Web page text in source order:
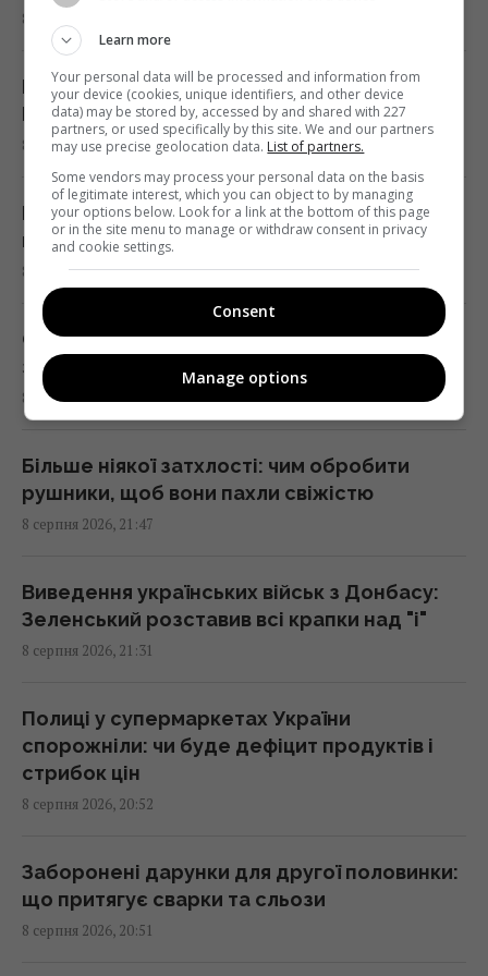
8 фраз, що видають соціопата
22:19 субота, 08 серпня 2026
ЗСУ знищили комплекс РЕБ, призначений
для придушення Starlink, - OSINT
22:16 субота, 08 серпня 2026
Відомий американський актор звернувся
до Путіна на тлі ударів по Україні
21:43 субота, 08 серпня 2026
У СРСР створили систему "судного дня",
яка досі може знищити людство
"Це дуже боляче": син Байдена розповів
про стан здоров’я свого батька
Путін стягнув у Москву ППО з усієї Росії, але
збитки все одно шалені, - Зеленський
Коли Україна почне виробництво ракет до
Patriot: Зеленський сказав, від чого
залежать строки
Прихована мобілізація й маніпуляції:
Зеленський розкрив подальші плани Путіна
8 серпня 2026, 23:55
Розлучилися 10 років тому: як живуть
Бандерас і Мелані Гріффіт
8 серпня 2026, 22:58
Постраждали діти, наймолодшій лише три
місяці: РФ цинічно атакувала Павлоград
8 серпня 2026, 22:34
Скарб часів війни: подружжя знайшло
золото та срібло під час ремонту
8 серпня 2026, 22:33
Більше ніякої затхлості: чим обробити
рушники, щоб вони пахли свіжістю
8 серпня 2026, 21:47
Виведення українських військ з Донбасу:
Зеленський розставив всі крапки над "і"
8 серпня 2026, 21:31
Полиці у супермаркетах України
спорожніли: чи буде дефіцит продуктів і
стрибок цін
8 серпня 2026, 20:52
Заборонені дарунки для другої половинки:
що притягує сварки та сльози
8 серпня 2026, 20:51
Learn more
Your personal data will be processed and information from
your device (cookies, unique identifiers, and other device
data) may be stored by, accessed by and shared with 227
partners, or used specifically by this site. We and our partners
may use precise geolocation data. List of partners.
Some vendors may process your personal data on the basis
of legitimate interest, which you can object to by managing
your options below. Look for a link at the bottom of this page
or in the site menu to manage or withdraw consent in privacy
and cookie settings.
Consent
Manage options